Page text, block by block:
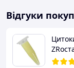
Відгуки